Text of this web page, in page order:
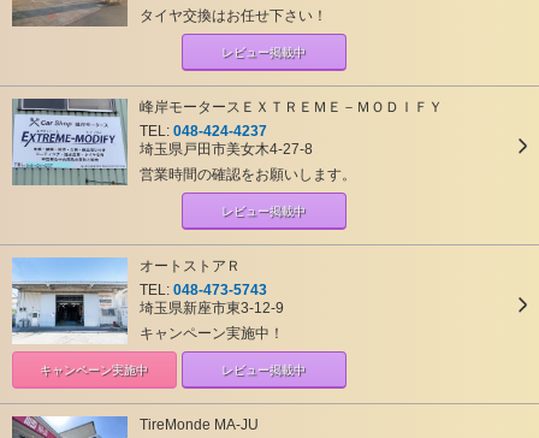
タイヤ交換はお任せ下さい！
レビュー掲載中
峰岸モータースＥＸＴＲＥＭＥ－ＭＯＤＩＦＹ
TEL: 048-424-4237
埼玉県戸田市美女木4-27-8
営業時間の確認をお願いします。
レビュー掲載中
オートストアＲ
TEL: 048-473-5743
埼玉県新座市東3-12-9
キャンペーン実施中！
キャンペーン実施中 レビュー掲載中
TireMonde MA-JU